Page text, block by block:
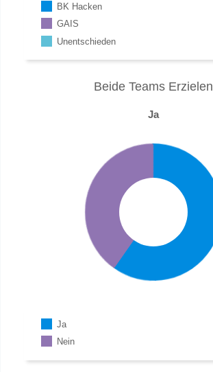
BK Hacken
GAIS
Unentschieden
Beide Teams Erzielen
Ja
Ja
Nein